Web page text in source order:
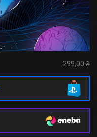
299,00 ₴